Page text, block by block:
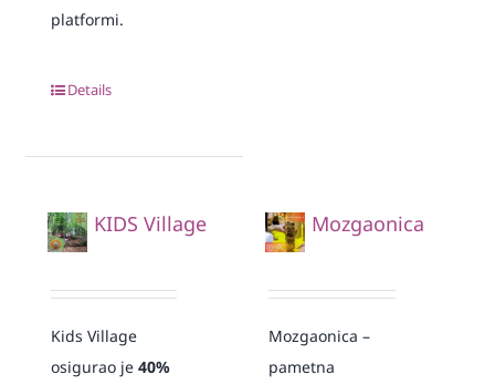
platformi.
Details
KIDS Village
Kids Village
osigurao je40%
Mozgaonica
Mozgaonica –
pametna